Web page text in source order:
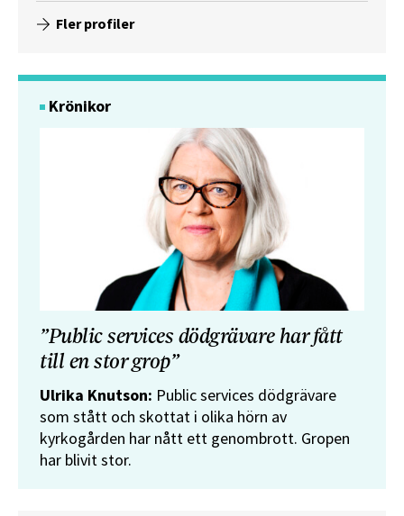
Fler profiler
Krönikor
”Public services dödgrävare har fått
till en stor grop”
Ulrika Knutson: Public services dödgrävare
som stått och skottat i olika hörn av
kyrkogården har nått ett genombrott. Gropen
har blivit stor.